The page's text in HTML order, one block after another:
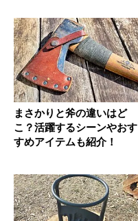
まさかりと斧の違いはど
こ？活躍するシーンやおす
すめアイテムも紹介！